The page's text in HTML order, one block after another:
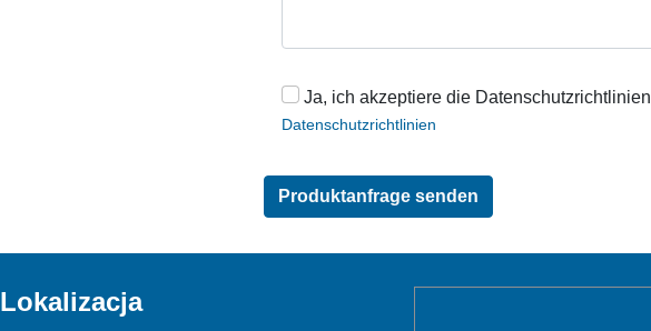
Ja, ich akzeptiere die Datenschutzrichtlinien
Datenschutzrichtlinien
Lokalizacja